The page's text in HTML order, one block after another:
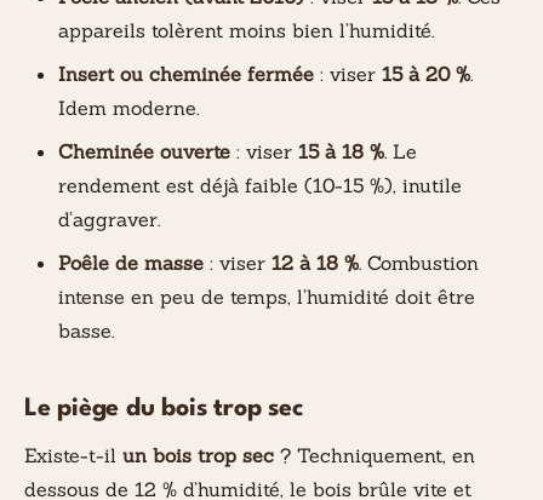
appareils tolèrent moins bien l’humidité.
Insert ou cheminée fermée : viser 15 à 20 %.
Idem moderne.
Cheminée ouverte : viser 15 à 18 %. Le
rendement est déjà faible (10-15 %), inutile
d’aggraver.
Poêle de masse : viser 12 à 18 %. Combustion
intense en peu de temps, l’humidité doit être
basse.
Le piège du bois trop sec
Existe-t-il un bois trop sec ? Techniquement, en
dessous de 12 % d’humidité, le bois brûle vite et